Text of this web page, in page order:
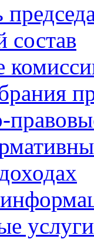
состав
услуги